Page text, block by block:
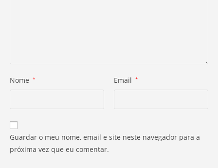
Nome * Email *
Guardar o meu nome, email e site neste navegador para a
próxima vez que eu comentar.